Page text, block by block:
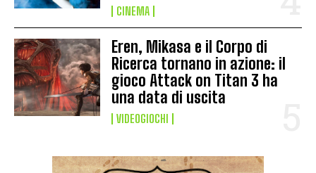
CINEMA
Eren, Mikasa e il Corpo di
Ricerca tornano in azione: il
gioco Attack on Titan 3 ha
una data di uscita
VIDEOGIOCHI